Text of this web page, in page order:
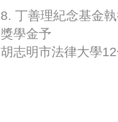
8. 丁善理紀念基金
獎學金予
胡志明市法律大學